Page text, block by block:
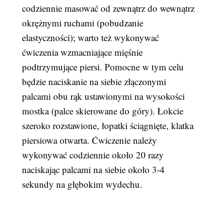
codziennie masować od zewnątrz do wewnątrz
okrężnymi ruchami (pobudzanie
elastyczności); warto też wykonywać
ćwiczenia wzmacniające mięśnie
podtrzymujące piersi. Pomocne w tym celu
będzie naciskanie na siebie złączonymi
palcami obu rąk ustawionymi na wysokości
mostka (palce skierowane do góry). Łokcie
szeroko rozstawione, łopatki ściągnięte, klatka
piersiowa otwarta. Ćwiczenie należy
wykonywać codziennie około 20 razy
naciskając palcami na siebie około 3-4
sekundy na głębokim wydechu.